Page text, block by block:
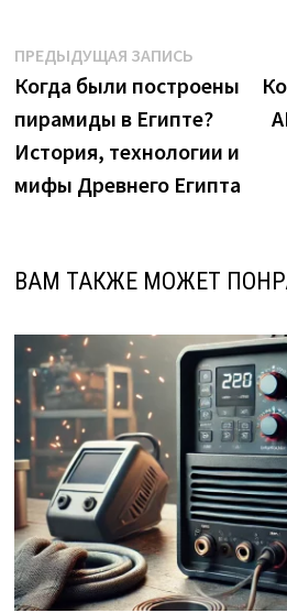
Навигация
по
записям
ПРЕДЫДУЩАЯ ЗАПИСЬ
запись:
Когда были построены
пирамиды в Египте?
История, технологии и
мифы Древнего Египта
ВАМ ТАКЖЕ МОЖЕТ